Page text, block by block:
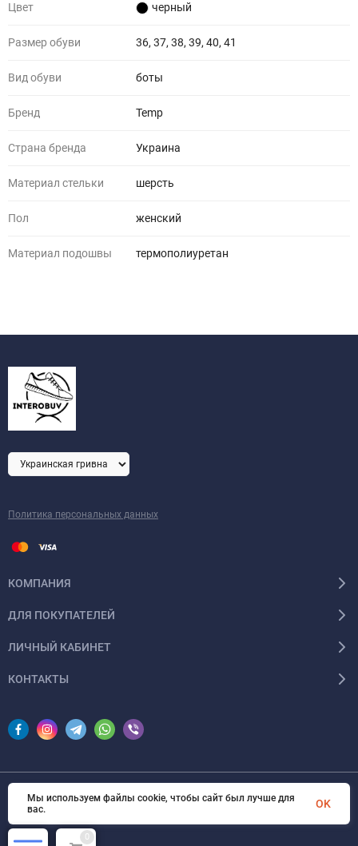
Цвет черный
Размер обуви 36, 37, 38, 39, 40, 41
Вид обуви боты
Бренд Temp
Страна бренда Украина
Материал стельки шерсть
Пол женский
Материал подошвы термополиуретан
Политика персональных данных
КОМПАНИЯ
ДЛЯ ПОКУПАТЕЛЕЙ
ЛИЧНЫЙ КАБИНЕТ
КОНТАКТЫ
© 2026 InSale. Все права защищены
0
Мы используем файлы cookie, чтобы сайт был лучше для
вас.
OK